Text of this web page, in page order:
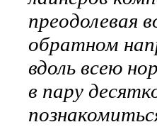
преодолевая
обратном
вдоль всею
в пару